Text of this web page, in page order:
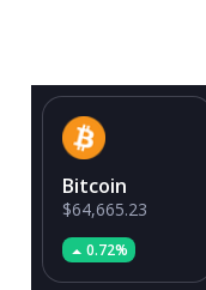
Bitcoin
$64,665.23
0.72%